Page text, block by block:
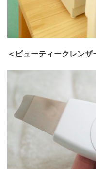
＜ビューティークレンザ